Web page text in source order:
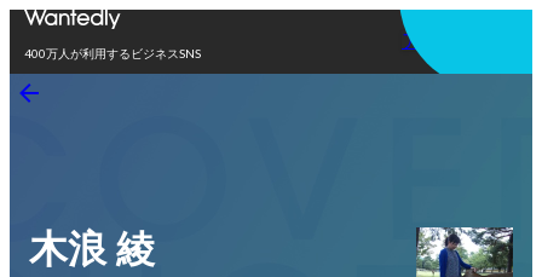
400万人が利用するビジネスSNS
アプリを使う
木浪 綾